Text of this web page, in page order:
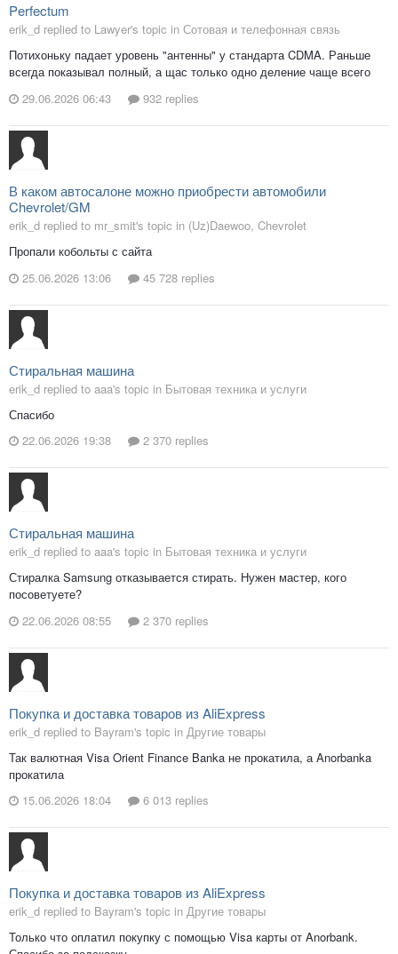
Perfectum
erik_d replied to Lawyer's topic in Сотовая и телефонная связь
Потихоньку падает уровень "антенны" у стандарта CDMA. Раньше
всегда показывал полный, а щас только одно деление чаще всего
29.06.2026 06:43
932 replies
В каком автосалоне можно приобрести автомобили
Chevrolet/GM
erik_d replied to mr_smit's topic in (Uz)Daewoo, Chevrolet
Пропали кобольты с сайта
25.06.2026 13:06
45 728 replies
Стиральная машина
erik_d replied to aaa's topic in Бытовая техника и услуги
Спасибо
22.06.2026 19:38
2 370 replies
Стиральная машина
erik_d replied to aaa's topic in Бытовая техника и услуги
Стиралка Samsung отказывается стирать. Нужен мастер, кого
посоветуете?
22.06.2026 08:55
2 370 replies
Покупка и доставка товаров из AliExpress
erik_d replied to Bayram's topic in Другие товары
Так валютная Visa Orient Finance Banka не прокатила, а Anorbanka
прокатила
15.06.2026 18:04
6 013 replies
Покупка и доставка товаров из AliExpress
erik_d replied to Bayram's topic in Другие товары
Только что оплатил покупку с помощью Visa карты от Anorbank.